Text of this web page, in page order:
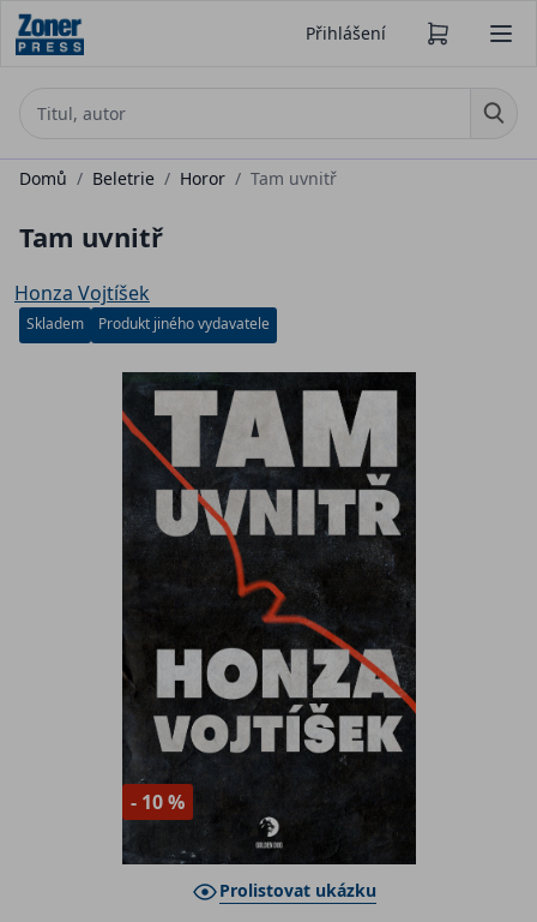
Přihlášení
Domů / Beletrie / Horor / Tam uvnitř
Tam uvnitř
Honza Vojtíšek
Skladem Produkt jiného vydavatele
- 10 %
Prolistovat ukázku